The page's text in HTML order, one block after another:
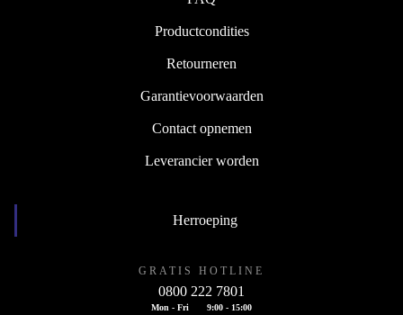
Productcondities
Retourneren
Garantievoorwaarden
Contact opnemen
Leverancier worden
Herroeping
GRATIS HOTLINE
0800 222 7801
Mon - Fri 9:00 - 15:00